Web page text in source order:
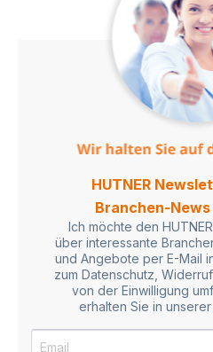
HUTNER
Branchen-
Ich möchte den
über interessante
und Angebote per E-Mail
zum Datenschutz,
von der Einwilligung
erhalten Sie in unserer